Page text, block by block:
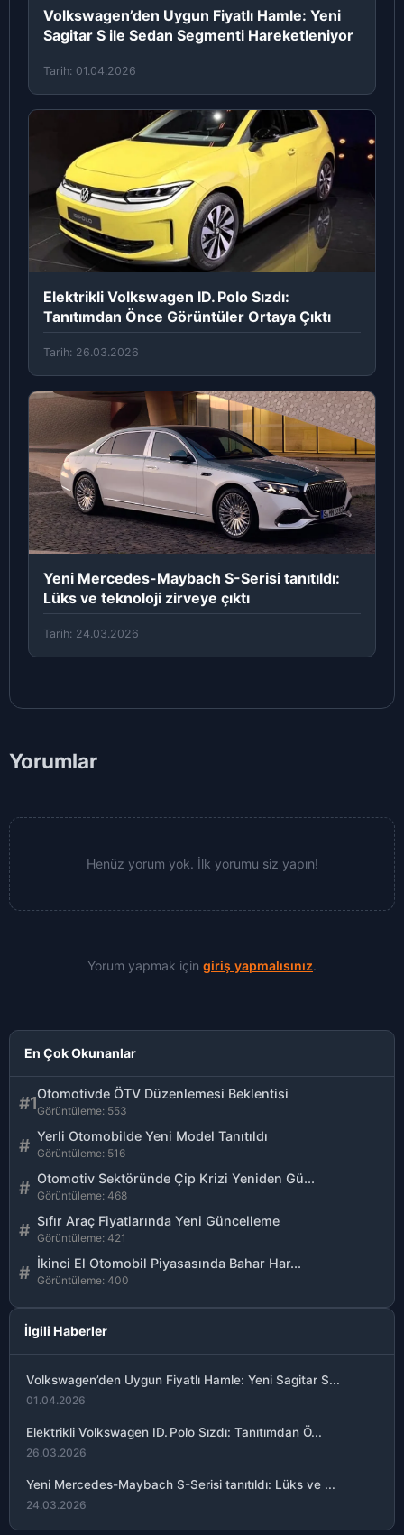
Volkswagen’den Uygun Fiyatlı Hamle: Yeni
Sagitar S ile Sedan Segmenti Hareketleniyor
Tarih: 01.04.2026
Elektrikli Volkswagen ID. Polo Sızdı:
Tanıtımdan Önce Görüntüler Ortaya Çıktı
Tarih: 26.03.2026
Yeni Mercedes-Maybach S-Serisi tanıtıldı:
Lüks ve teknoloji zirveye çıktı
Tarih: 24.03.2026
Yorumlar
Henüz yorum yok. İlk yorumu siz yapın!
Yorum yapmak için giriş yapmalısınız.
En Çok Okunanlar
#1Otomotivde ÖTV Düzenlemesi Beklentisi
Görüntüleme: 553
# Yerli Otomobilde Yeni Model Tanıtıldı
Görüntüleme: 516
# Otomotiv Sektöründe Çip Krizi Yeniden Gü...
Görüntüleme: 468
# Sıfır Araç Fiyatlarında Yeni Güncelleme
Görüntüleme: 421
# İkinci El Otomobil Piyasasında Bahar Har...
Görüntüleme: 400
İlgili Haberler
Volkswagen’den Uygun Fiyatlı Hamle: Yeni Sagitar S...
01.04.2026
Elektrikli Volkswagen ID. Polo Sızdı: Tanıtımdan Ö...
26.03.2026
Yeni Mercedes-Maybach S-Serisi tanıtıldı: Lüks ve ...
24.03.2026